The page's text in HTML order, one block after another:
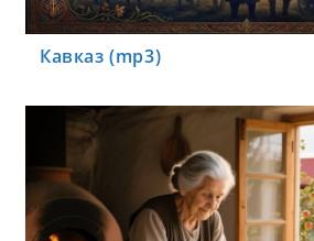
Кавказ (mp3)